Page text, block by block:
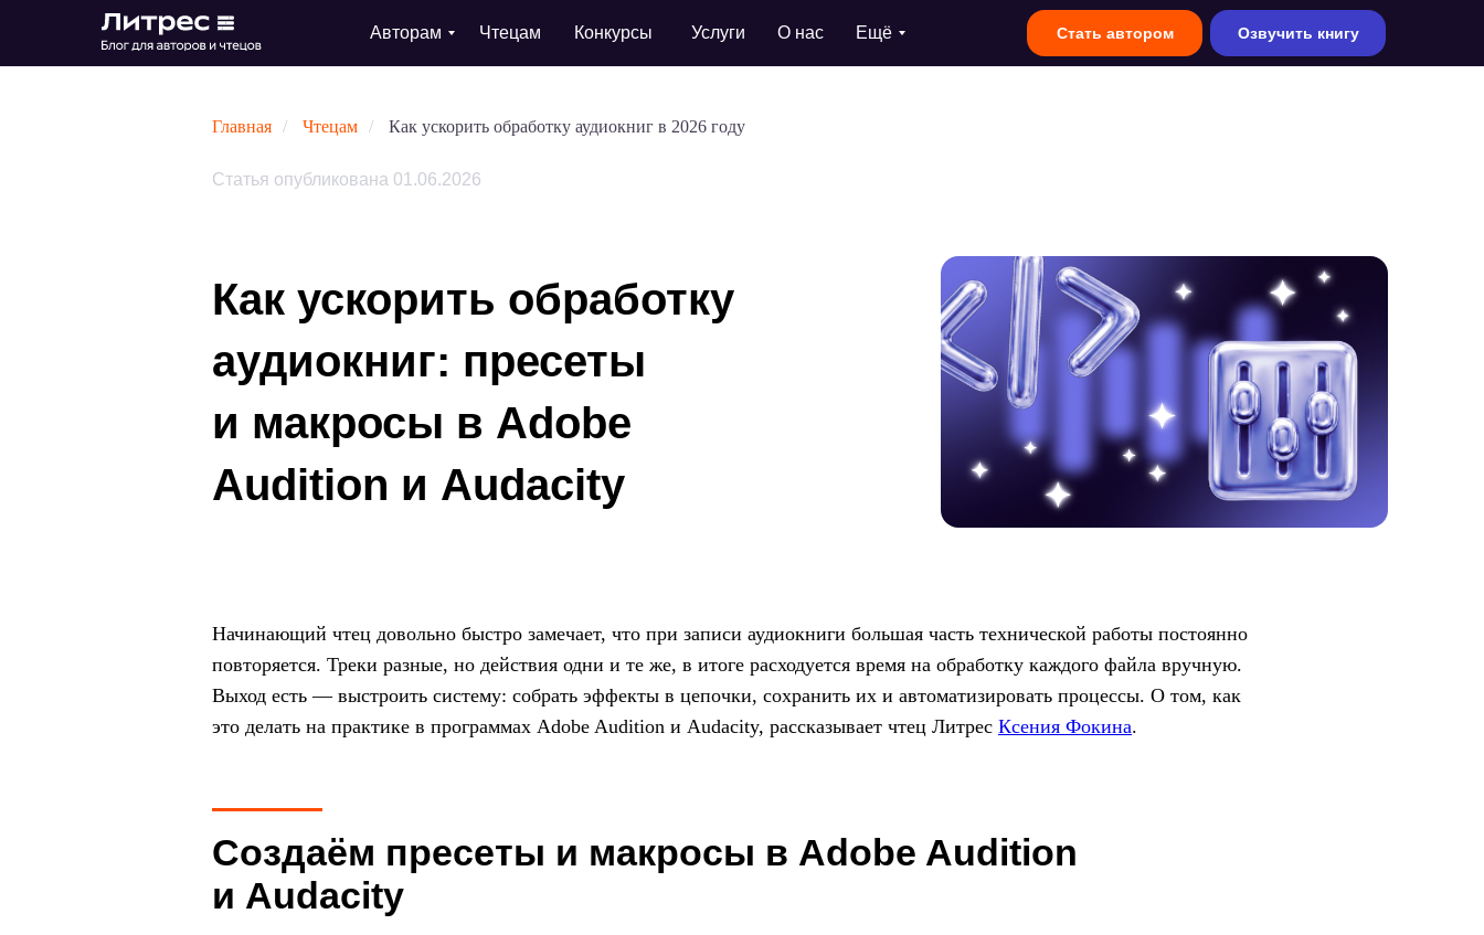
Стать автором
Авторам Чтецам Конкурсы Услуги О нас Ещё Озвучить книгу
Главная / Чтецам / Как ускорить обработку аудиокниг в 2026 году
Статья опубликована 01.06.2026
Как ускорить обработку
аудиокниг: пресеты
и макросы в Adobe
Audition и Audacity
Начинающий чтец довольно быстро замечает, что при записи аудиокниги большая часть технической работы постоянно
повторяется. Треки разные, но действия одни и те же, в итоге расходуется время на обработку каждого файла вручную.
Выход есть — выстроить систему: собрать эффекты в цепочки, сохранить их и автоматизировать процессы. О том, как
это делать на практике в программах Adobe Audition и Audacity, рассказывает чтец Литрес Ксения Фокина.
Создаём пресеты и макросы в Adobe Audition
и Audacity